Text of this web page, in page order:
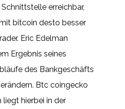
erreichbar,
bitcoin desto besser
Eric Edelman
Ergebnis seines
des Bankgeschäfts
Btc coingecko
hierbei in der